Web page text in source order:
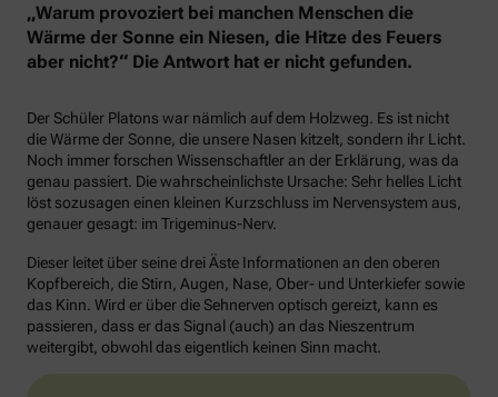
„Warum provoziert bei manchen Menschen die
Wärme der Sonne ein Niesen, die Hitze des Feuers
aber nicht?“ Die Antwort hat er nicht gefunden.
Der Schüler Platons war nämlich auf dem Holzweg. Es ist nicht
die Wärme der Sonne, die unsere Nasen kitzelt, sondern ihr Licht.
Noch immer forschen Wissenschaftler an der Erklärung, was da
genau passiert. Die wahrscheinlichste Ursache: Sehr helles Licht
löst sozusagen einen kleinen Kurzschluss im Nervensystem aus,
genauer gesagt: im Trigeminus-Nerv.
Dieser leitet über seine drei Äste Informationen an den oberen
Kopfbereich, die Stirn, Augen, Nase, Ober- und Unterkiefer sowie
das Kinn. Wird er über die Sehnerven optisch gereizt, kann es
passieren, dass er das Signal (auch) an das Nieszentrum
weitergibt, obwohl das eigentlich keinen Sinn macht.